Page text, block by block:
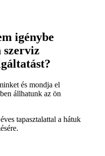
igénybe
szerviz
és mondja el
állhatunk az ön
tapasztalattal a hátuk